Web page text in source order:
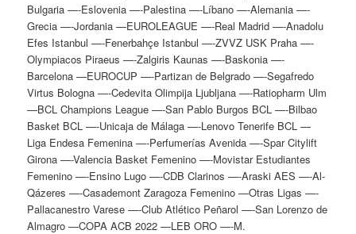
Bulgaria —-Eslovenia —-Palestina —-Líbano —-Alemania —-
Grecia —-Jordania —EUROLEAGUE —-Real Madrid —-Anadolu
Efes Istanbul —-Fenerbahçe Istanbul —-ZVVZ USK Praha —-
Olympiacos Piraeus —-Zalgiris Kaunas —-Baskonia —-
Barcelona —EUROCUP —-Partizan de Belgrado —-Segafredo
Virtus Bologna —-Cedevita Olimpija Ljubljana —-Ratiopharm Ulm
—BCL Champions League —-San Pablo Burgos BCL —-Bilbao
Basket BCL —-Unicaja de Málaga —-Lenovo Tenerife BCL —
Liga Endesa Femenina —-Perfumerías Avenida —-Spar Citylift
Girona —-Valencia Basket Femenino —-Movistar Estudiantes
Femenino —-Ensino Lugo —-CDB Clarinos —-Araski AES —-Al-
Qázeres —-Casademont Zaragoza Femenino —Otras Ligas —-
Pallacanestro Varese —-Club Atlético Peñarol —-San Lorenzo de
Almagro —COPA ACB 2022 —LEB ORO —-M.